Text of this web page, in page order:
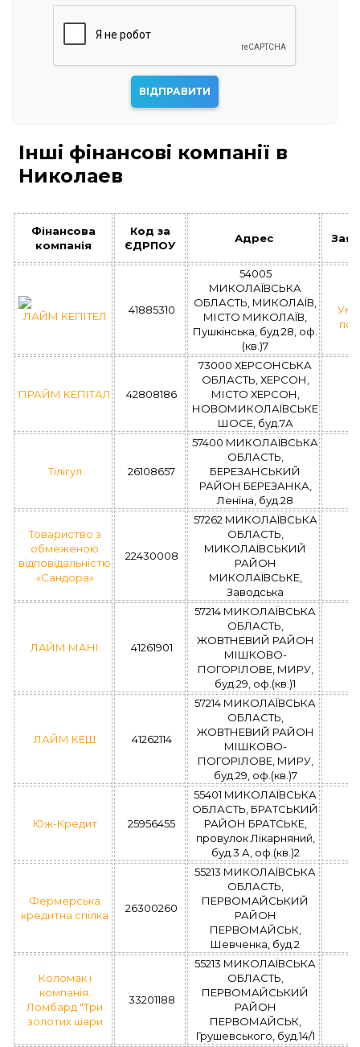
Інші фінансові компанії в
Николаев
Фінансова
компанія
Код за
ЄДРПОУ
Адрес
ЛАЙМ КЕПІТЕЛ 41885310
54005
МИКОЛАЇВСЬКА
ОБЛАСТЬ, МИКОЛАЇВ,
МІСТО МИКОЛАЇВ,
Пушкінська, буд.28, оф.
(кв.)7
ПРАЙМ КЕПІТАЛ 42808186
73000 ХЕРСОНСЬКА
ОБЛАСТЬ, ХЕРСОН,
МІСТО ХЕРСОН,
НОВОМИКОЛАЇВСЬКЕ
ШОСЕ, буд.7А
Тілігул 26108657
57400 МИКОЛАЇВСЬКА
ОБЛАСТЬ,
БЕРЕЗАНСЬКИЙ
РАЙОН БЕРЕЗАНКА,
Леніна, буд.28
Товариство з
обмеженою
відповідальністю
«Сандора»
22430008
57262 МИКОЛАЇВСЬКА
ОБЛАСТЬ,
МИКОЛАЇВСЬКИЙ
РАЙОН
МИКОЛАЇВСЬКЕ,
Заводська
ЛАЙМ МАНІ 41261901
57214 МИКОЛАЇВСЬКА
ОБЛАСТЬ,
ЖОВТНЕВИЙ РАЙОН
МІШКОВО-
ПОГОРІЛОВЕ, МИРУ,
буд.29, оф.(кв.)1
ЛАЙМ КЕШ 41262114
57214 МИКОЛАЇВСЬКА
ОБЛАСТЬ,
ЖОВТНЕВИЙ РАЙОН
МІШКОВО-
ПОГОРІЛОВЕ, МИРУ,
буд.29, оф.(кв.)7
Юж-Кредит 25956455
55401 МИКОЛАЇВСЬКА
ОБЛАСТЬ, БРАТСЬКИЙ
РАЙОН БРАТСЬКЕ,
провулок Лікарняний,
буд.3 А, оф.(кв.)2
Фермерська
кредитна спілка
26300260
55213 МИКОЛАЇВСЬКА
ОБЛАСТЬ,
ПЕРВОМАЙСЬКИЙ
РАЙОН
ПЕРВОМАЙСЬК,
Шевченка, буд.2
Коломак і
компанія.
Ломбард "Три
золотих шари
33201188
55213 МИКОЛАЇВСЬКА
ОБЛАСТЬ,
ПЕРВОМАЙСЬКИЙ
РАЙОН
ПЕРВОМАЙСЬК,
Грушевського, буд.14/1